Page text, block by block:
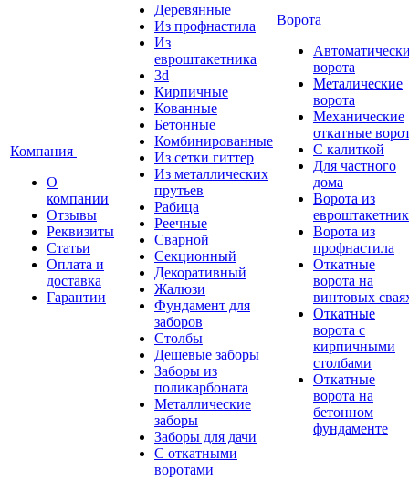
Компания
О
компании
Отзывы
Реквизиты
Статьи
Оплата и
доставка
Гарантии
Деревянные
Из профнастила
Из
евроштакетника
3d
Кирпичные
Кованные
Бетонные
Комбинированные
Из сетки гиттер
Из металлических
прутьев
Рабица
Реечные
Сварной
Секционный
Декоративный
Жалюзи
Фундамент для
заборов
Столбы
Дешевые заборы
Заборы из
поликарбоната
Металлические
заборы
Заборы для дачи
С откатными
воротами
Ворота
ворота
Металические
ворота
Механические
откатные
С калиткой
Для частного
дома
Ворота из
Ворота из
профнастила
Откатные
ворота на
винтовых
Откатные
ворота с
кирпичными
столбами
Откатные
ворота на
бетонном
фундаменте